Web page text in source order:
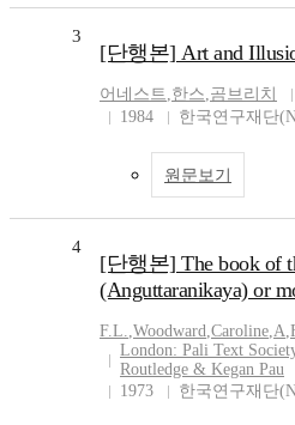
3
[단행본] Art and
어네스트,한스,곰브리치
1984
한국연구재단
원문보기
4
[단행본] The book of
(Anguttaranikaya) or
F.L.,Woodward,Caroline,A,
London: Pali Text
Routledge & Kegan Pau
1973
한국연구재단